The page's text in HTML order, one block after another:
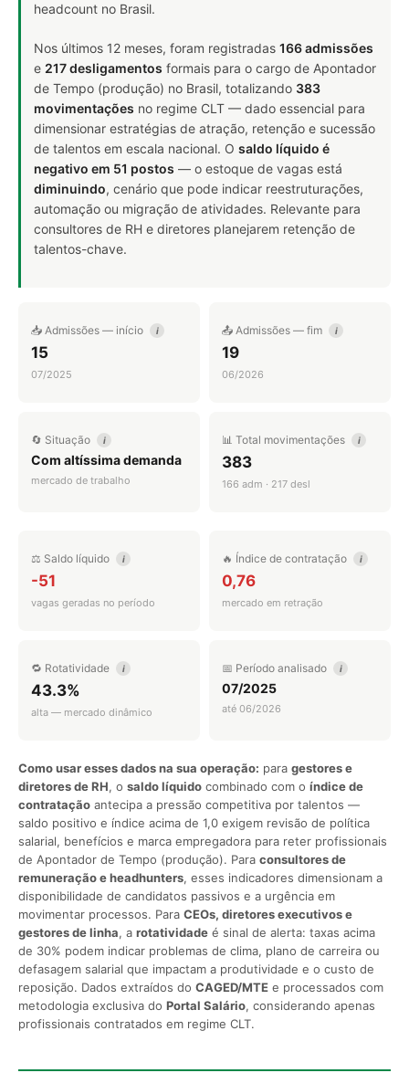
headcount no Brasil.
Nos últimos 12 meses, foram registradas 166 admissões
e 217 desligamentos formais para o cargo de Apontador
de Tempo (produção) no Brasil, totalizando 383
movimentações no regime CLT — dado essencial para
dimensionar estratégias de atração, retenção e sucessão
de talentos em escala nacional. O saldo líquido é
negativo em 51 postos — o estoque de vagas está
diminuindo, cenário que pode indicar reestruturações,
automação ou migração de atividades. Relevante para
consultores de RH e diretores planejarem retenção de
talentos-chave.
📥 Admissões — início i
15
07/2025
📤 Admissões — fim i
19
06/2026
🔄 Situação i
Com altíssima demanda
mercado de trabalho
📊 Total movimentações i
383
166 adm · 217 desl
⚖️ Saldo líquido i
-51
vagas geradas no período
🔥 Índice de contratação i
0,76
mercado em retração
🔁 Rotatividade i
43.3%
alta — mercado dinâmico
📅 Período analisado i
07/2025
até 06/2026
Como usar esses dados na sua operação: para gestores e
diretores de RH, o saldo líquido combinado com o índice de
contratação antecipa a pressão competitiva por talentos —
saldo positivo e índice acima de 1,0 exigem revisão de política
salarial, benefícios e marca empregadora para reter profissionais
de Apontador de Tempo (produção). Para consultores de
remuneração e headhunters, esses indicadores dimensionam a
disponibilidade de candidatos passivos e a urgência em
movimentar processos. Para CEOs, diretores executivos e
gestores de linha, a rotatividade é sinal de alerta: taxas acima
de 30% podem indicar problemas de clima, plano de carreira ou
defasagem salarial que impactam a produtividade e o custo de
reposição. Dados extraídos do CAGED/MTE e processados com
metodologia exclusiva do Portal Salário, considerando apenas
profissionais contratados em regime CLT.